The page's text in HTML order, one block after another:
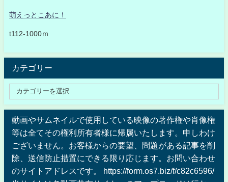
萌えっとこあに！
t112-1000ｍ
カテゴリー
動画やサムネイルで使用している映像の著作権や肖像権
等は全てその権利所有者様に帰属いたします。申しわけ
ございません。お客様からの要望、問題がある記事を削
除、送信防止措置にできる限り応じます。お問い合わせ
のサイトアドレスです。 https://form.os7.biz/f/c82c6596/